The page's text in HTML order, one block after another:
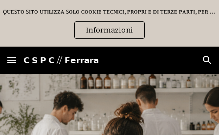
Skip to navigation
ǫᴜᴇꜱᴛᴏ ꜱɪᴛᴏ ᴜᴛɪʟɪᴢᴢᴀ ꜱᴏʟᴏ ᴄᴏᴏᴋɪᴇ ᴛᴇᴄɴɪᴄɪ, ᴘʀᴏᴘʀɪ ᴇ ᴅɪ ᴛᴇʀᴢᴇ ᴘᴀʀᴛɪ, ᴘᴇʀ ɪʟ ᴄᴏʀʀᴇᴛᴛᴏ ꜰᴜɴᴢɪᴏɴᴀᴍᴇɴᴛᴏ ᴅᴇʟʟᴇ ᴘᴀɢɪɴᴇ ᴡᴇʙ ᴇ ᴘᴇʀ ɪʟ ᴍɪɢʟɪᴏʀᴀᴍᴇɴᴛᴏ ᴅᴇɪ ꜱᴇʀᴠɪᴢɪ.
Informazioni
𝗖 𝗦 𝗣 𝗖 // 𝗙𝗲𝗿𝗿𝗮𝗿𝗮